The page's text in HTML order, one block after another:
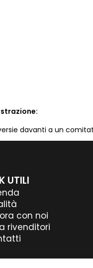
davanti a un
UTILI
con noi
rivenditori